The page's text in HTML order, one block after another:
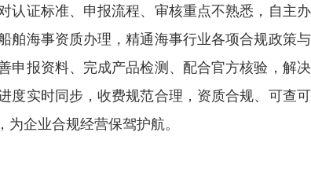
认证标准、申报流程、审核重点不熟悉，自主
舶海事资质办理，精通海事行业各项合规政策
申报资料、完成产品检测、配合官方核验，解
度实时同步，收费规范合理，资质合规、可查
企业合规经营保驾护航。